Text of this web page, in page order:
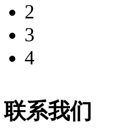
2
3
4
联系我们